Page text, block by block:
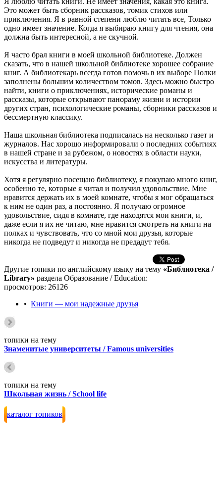
Это может быть сборник рассказов, томик стихов или
приключения. Я в равной степени люблю читать все, Только
одно имеет значение. Когда я выбираю книгу для чтения, она
должна быть интересной, а не скучной.
Я часто брал книги в моей школьной библиотеке. Должен
сказать, что в нашей школьной библиотеке хорошее собрание
книг. А библиотекарь всегда готов помочь в их выборе Полки
заполнены большим количеством томов. Здесь можно быстро
найти, книги о приключениях, исторические романы и
рассказы, которые открывают панораму жизни и истории
других стран, психологические романы, сборники рассказов и
бессмертную классику.
Наша школьная библиотека подписалась на несколько газет и
журналов. Нас хорошо информировали о последних событиях
в нашей стране и за рубежом, о новостях в области науки,
искусства и литературы.
Хотя я регулярно посещаю библиотеку, я покупаю много книг,
особенно те, которые я читал и получил удовольствие. Мне
нравится держать их в моей комнате, чтобы я мог обращаться
к ним не один раз, а постоянно. Я получаю огромное
удовольствие, сидя в комнате, где находятся мои книги, и,
даже если я их не читаю, мне нравится смотреть на книги на
полках и чувствовать, что со мной мои друзья, которые
никогда не подведут и никогда не предадут тебя.
Другие топики по английскому языку на тему «Библиотека /
Library» раздела Образование / Education:
просмотров: 26126
• Книги — мои надежные друзья
топики на тему
Знаменитые университеты / Famous universities
топики на тему
Школьная жизнь / School life
каталог топиков